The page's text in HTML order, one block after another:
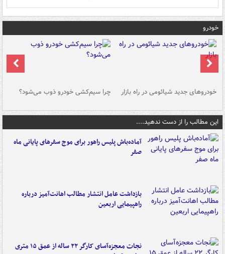
خودرو
خودروهای جدید شیائومی در راه بازار چرا سیم‌کشی خودرو ذوب می‌شود؟
این مطالب را از دست ندهید....
آماده‌باش پلیس راهور برای موج سفرهای پایانی ماه
صفر
بازداشت عامل انتشار مطالب اهانت‌آمیز درباره
راهپیمایی اربعین
نجات معجزه‌آسای کارگر ۲۲ ساله از عمق ۱۵ متری